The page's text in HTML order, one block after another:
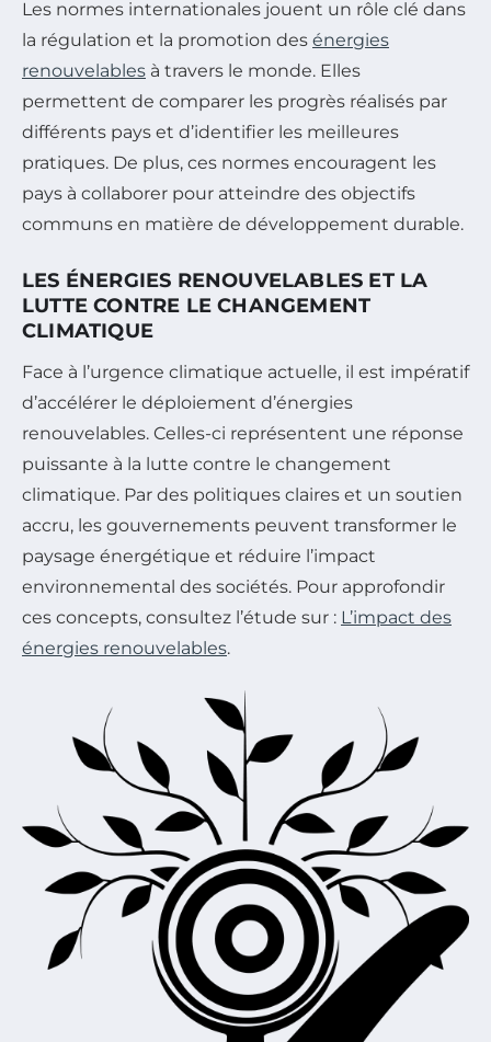
Les normes internationales jouent un rôle clé dans
la régulation et la promotion des énergies
renouvelables à travers le monde. Elles
permettent de comparer les progrès réalisés par
différents pays et d’identifier les meilleures
pratiques. De plus, ces normes encouragent les
pays à collaborer pour atteindre des objectifs
communs en matière de développement durable.
LES ÉNERGIES RENOUVELABLES ET LA
LUTTE CONTRE LE CHANGEMENT
CLIMATIQUE
Face à l’urgence climatique actuelle, il est impératif
d’accélérer le déploiement d’énergies
renouvelables. Celles-ci représentent une réponse
puissante à la lutte contre le changement
climatique. Par des politiques claires et un soutien
accru, les gouvernements peuvent transformer le
paysage énergétique et réduire l’impact
environnemental des sociétés. Pour approfondir
ces concepts, consultez l’étude sur : L’impact des
énergies renouvelables.